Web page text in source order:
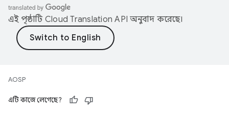
এই পৃষ্ঠাটি Cloud Translation API অনুবাদ করেছে।
AOSP
এটি কাজে লেগেছে?